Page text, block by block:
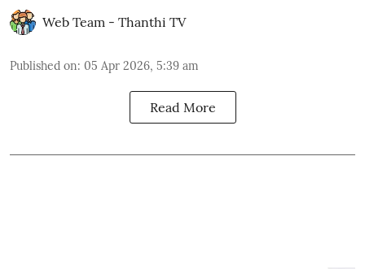
Web Team - Thanthi TV
Published on: 05 Apr 2026, 5:39 am
Read More